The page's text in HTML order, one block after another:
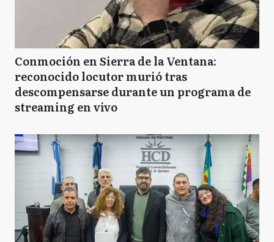
Conmoción en Sierra de la Ventana:
reconocido locutor murió tras
descompensarse durante un programa de
streaming en vivo